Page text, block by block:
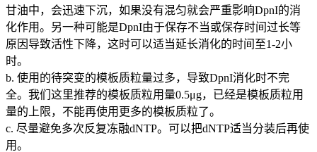
甘油中，会迅速下沉，如果没有混匀就会严重影响DpnI的消
化作用。另一种可能是DpnI由于保存不当或保存时间过长等
原因导致活性下降，这时可以适当延长消化的时间至1-2小
时。
b. 使用的待突变的模板质粒量过多，导致DpnI消化时不完
全。我们这里推荐的模板质粒用量0.5μg，已经是模板质粒用
量的上限，不能再使用更多的模板质粒了。
c. 尽量避免多次反复冻融dNTP。可以把dNTP适当分装后再使
用。